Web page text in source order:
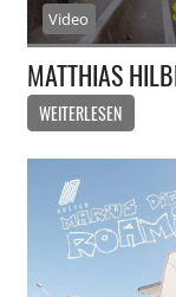
Video
MATTHIAS
WEITERLESEN